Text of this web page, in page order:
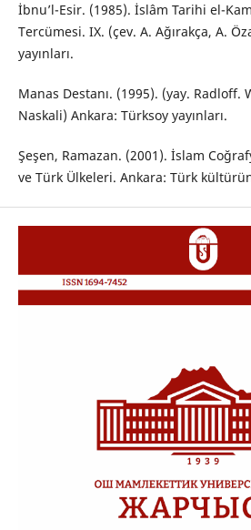
İbnu’l-Esir. (1985). İslâm Tarihi el-
Tercümesi. IX. (çev. A. Ağırakça, A.
yayınları.
Manas Destanı. (1995). (yay. Radloff.
Naskali) Ankara: Türksoy yayınları.
Şeşen, Ramazan. (2001). İslam
ve Türk Ülkeleri. Аnkara: Türk